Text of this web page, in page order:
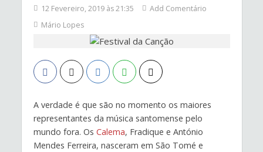
12 Fevereiro, 2019 às 21:35
Add Comentário
Mário Lopes
A verdade é que são no momento os maiores
representantes da música santomense pelo
mundo fora. Os Calema, Fradique e António
Mendes Ferreira, nasceram em São Tomé e